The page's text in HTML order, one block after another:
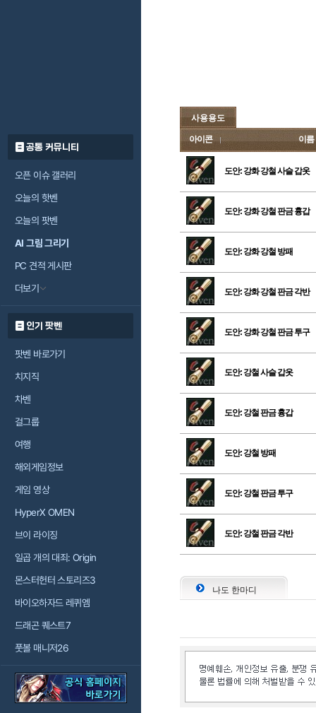
공통 커뮤니티
오픈 이슈 갤러리
오늘의 핫벤
오늘의 팟벤
AI 그림 그리기
PC 견적 게시판
더보기
인기 팟벤
팟벤 바로가기
치지직
차벤
걸그룹
여행
해외게임정보
게임 영상
HyperX OMEN
브이 라이징
일곱 개의 대죄: Origin
몬스터헌터 스토리즈3
바이오하자드 레퀴엠
드래곤 퀘스트7
풋볼 매니저26
사용용도
아이콘 이름
도안: 강화 강철 사슬 갑옷
도안: 강화 강철 판금 흉갑
도안: 강화 강철 방패
도안: 강화 강철 판금 각반
도안: 강화 강철 판금 투구
도안: 강철 사슬 갑옷
도안: 강철 판금 흉갑
도안: 강철 방패
도안: 강철 판금 투구
도안: 강철 판금 각반
나도 한마디